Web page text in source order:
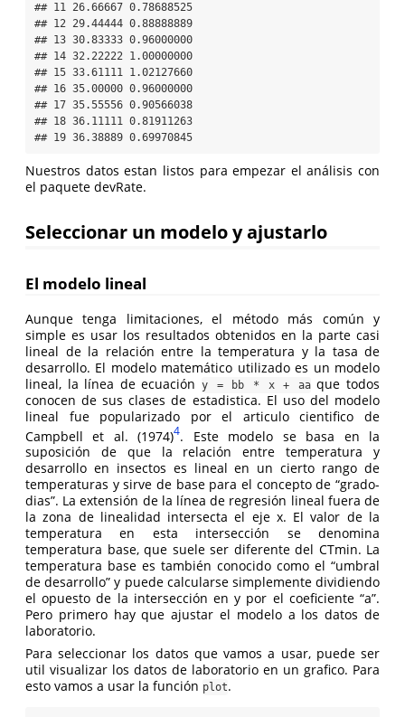
## 11 26.66667 0.78688525
## 12 29.44444 0.88888889
## 13 30.83333 0.96000000
## 14 32.22222 1.00000000
## 15 33.61111 1.02127660
## 16 35.00000 0.96000000
## 17 35.55556 0.90566038
## 18 36.11111 0.81911263
## 19 36.38889 0.69970845
Nuestros datos estan listos para empezar el análisis con
el paquete devRate.
Seleccionar un modelo y ajustarlo
El modelo lineal
Aunque tenga limitaciones, el método más común y
simple es usar los resultados obtenidos en la parte casi
lineal de la relación entre la temperatura y la tasa de
desarrollo. El modelo matemático utilizado es un modelo
lineal, la línea de ecuacióny = bb * x + aaque todos
conocen de sus clases de estadistica. El uso del modelo
lineal fue popularizado por el articulo cientifico de
Campbell et al. (1974)4. Este modelo se basa en la
suposición de que la relación entre temperatura y
desarrollo en insectos es lineal en un cierto rango de
temperaturas y sirve de base para el concepto de “grado-
dias”. La extensión de la línea de regresión lineal fuera de
la zona de linealidad intersecta el eje x. El valor de la
temperatura en esta intersección se denomina
temperatura base, que suele ser diferente del CTmin. La
temperatura base es también conocido como el “umbral
de desarrollo” y puede calcularse simplemente dividiendo
el opuesto de la intersección en y por el coeficiente “a”.
Pero primero hay que ajustar el modelo a los datos de
laboratorio.
Para seleccionar los datos que vamos a usar, puede ser
util visualizar los datos de laboratorio en un grafico. Para
esto vamos a usar la función plot.